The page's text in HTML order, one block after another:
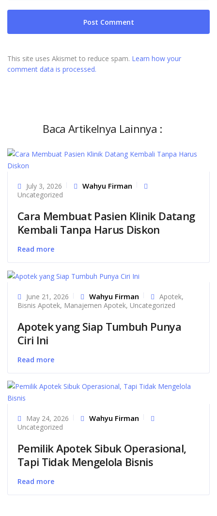
This site uses Akismet to reduce spam. Learn how your
comment data is processed.
Baca Artikelnya Lainnya :
July 3, 2026 Wahyu Firman
Uncategorized
Cara Membuat Pasien Klinik Datang
Kembali Tanpa Harus Diskon
Read more
June 21, 2026 Wahyu Firman Apotek,
Bisnis Apotek, Manajemen Apotek, Uncategorized
Apotek yang Siap Tumbuh Punya
Ciri Ini
Read more
May 24, 2026 Wahyu Firman
Uncategorized
Pemilik Apotek Sibuk Operasional,
Tapi Tidak Mengelola Bisnis
Read more